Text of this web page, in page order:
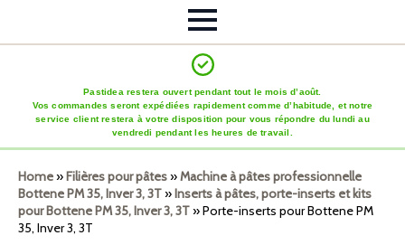
Pastidea restera ouvert pendant tout le mois d’août.
Vos commandes seront expédiées rapidement comme d’habitude, et notre
service client restera à votre disposition pour vous répondre du lundi au
vendredi pendant les heures de travail.
Home»Filières pour pâtes»Machine à pâtes professionnelle
Bottene PM 35, Inver 3, 3T»Inserts à pâtes, porte-inserts et kits
pour Bottene PM 35, Inver 3, 3T»Porte-inserts pour Bottene PM
35, Inver 3, 3T